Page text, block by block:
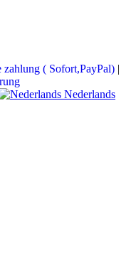
zahlung ( Sofort,PayPal) |
Nederlands